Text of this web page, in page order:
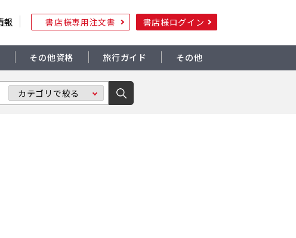
報 書店様専用注文書 書店様ログイン
その他資格 旅行ガイド その他